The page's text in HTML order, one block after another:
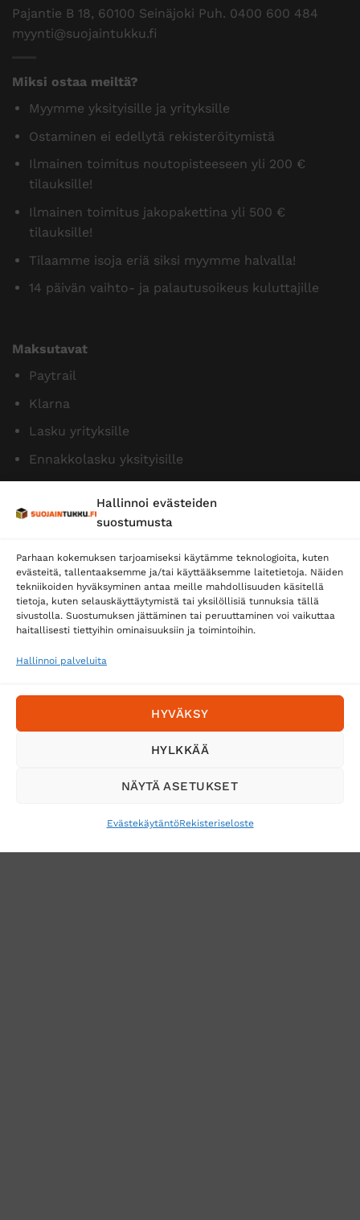
Hallinnoi evästeiden
suostumusta
Parhaan kokemuksen tarjoamiseksi käytämme teknologioita, kuten
evästeitä, tallentaaksemme ja/tai käyttääksemme laitetietoja. Näiden
tekniikoiden hyväksyminen antaa meille mahdollisuuden käsitellä
tietoja, kuten selauskäyttäytymistä tai yksilöllisiä tunnuksia tällä
sivustolla. Suostumuksen jättäminen tai peruuttaminen voi vaikuttaa
haitallisesti tiettyihin ominaisuuksiin ja toimintoihin.
Hallinnoi palveluita
HYVÄKSY
HYLKKÄÄ
NÄYTÄ ASETUKSET
EvästekäytäntöRekisteriseloste
Pajantie B 18, 60100 Seinäjoki Puh. 0400 600 484
myynti@suojaintukku.fi
Miksi ostaa meiltä?
Myymme yksityisille ja yrityksille
Ostaminen ei edellytä rekisteröitymistä
Ilmainen toimitus noutopisteeseen yli 200 €
tilauksille!
Ilmainen toimitus jakopakettina yli 500 €
tilauksille!
Tilaamme isoja eriä siksi myymme halvalla!
14 päivän vaihto- ja palautusoikeus kuluttajille
Maksutavat
Paytrail
Klarna
Lasku yrityksille
Ennakkolasku yksityisille
Toimitustavat
Posti
Matkahuolto
Tilaa uutiskirje ja saat erikoisalennuksia